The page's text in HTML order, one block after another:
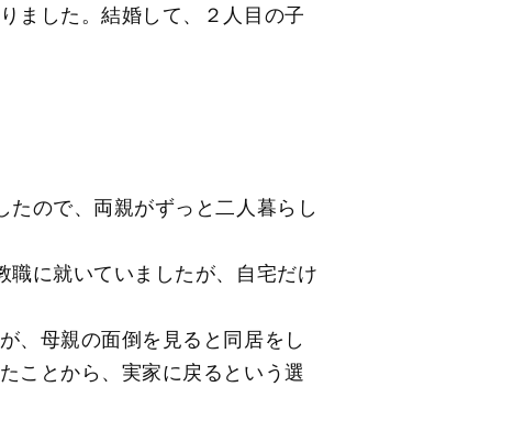
ました。結婚して、２人目の子
ので、両親がずっと二人暮らし
職に就いていましたが、自宅だけ
、母親の面倒を見ると同居をし
ことから、実家に戻るという選